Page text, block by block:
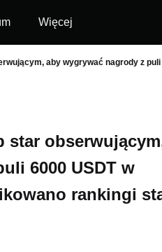
Więcej
aby wygrywać nagrody z
star
6000 USDT w
rankingi